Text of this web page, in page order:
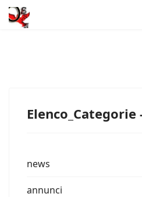
Elenco_Categorie
news
annunci